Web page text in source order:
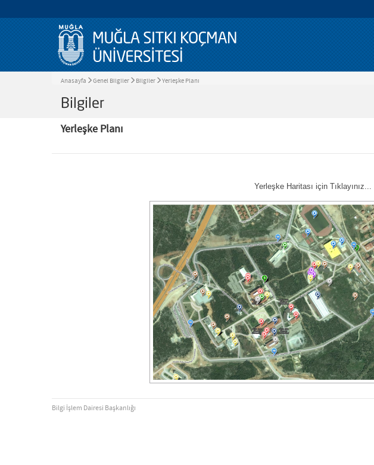
Anasayfa Genel Bilgiler Bilgiler Yerleşke Planı
Bilgiler
Yerleşke Planı
Yerleşke Haritası için Tıklayınız...
Bilgi İşlem Dairesi Başkanlığı